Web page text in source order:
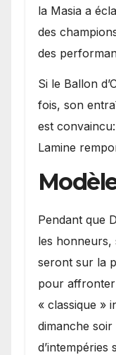
la Masia a
des
des
Si le Ballon
fois, son
est
Lamine
Pendant que
les honneurs,
seront sur la
pour affronter
« classique »
dimanche
d’intempéries